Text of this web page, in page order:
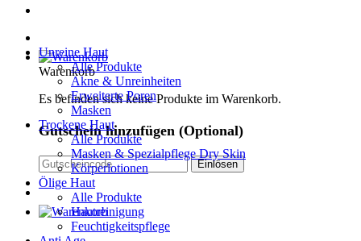
Warenkorb
Es befinden sich keine Produkte im Warenkorb.
Gutschein hinzufügen (Optional)
Unreine Haut
Alle Produkte
Akne & Unreinheiten
Erweiterte Poren
Masken
Trockene Haut
Alle Produkte
Masken & Spezialpflege Dry Skin
Körperlotionen
Ölige Haut
Alle Produkte
Hautreinigung
Feuchtigkeitspflege